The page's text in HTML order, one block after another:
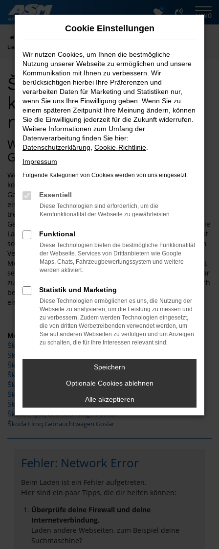
Zum
Hauptinhalt
0
MENÜ
Lieferservice nach Goslar
Škoda Gebrauchtwagen
kaufen mit Lieferservice
nach Goslar
Wie wäre es mit einem Škoda
Gebrauchtwagen für Goslar?
Wer Qualität mit einem unschlagbar günstigen Preis
kombinieren möchte, landet schnell bei einem Škoda
Gebrauchtwagen. Für Goslar und Umgebung erwerben Sie
ein rundum geeignetes Fahrzeug, das Sie über viele Jahre
treu begleiten wird. Ein Pluspunkt von Škoda
Gebrauchtwagen ist das exzellente Image des Herstellers. Die
Langlebigkeit der Fahrzeuge und deren gute Verarbeitung ist
sowohl in Goslar als auch anderswo bekannt und hält jedem
Vergleich stand. Hinzu kommt, dass Sie beim Autoservice
Meißner mit Vertrauen kaufen. Unser Unternehmen existiert
seit 1997 und wird vom Inhaber geführt. Wenn Sie aus Goslar
zu uns kommen, werden Sie auf Wunsch vom Chef persönlich
bedient und dürfen sich auf einen rundum gepflegten und
einwandfreien Škoda Gebrauchtwagen freuen.
Modelle
Škoda Fabia Gebrauchtwagen Goslar
Škoda Karoq Gebrauchtwagen Goslar
Škoda Kodiaq Gebrauchtwagen Goslar
Škoda Octavia Gebrauchtwagen Goslar
Škoda Superb Gebrauchtwagen Goslar
Škoda Kamiq Gebrauchtwagen Goslar
Škoda Scala Gebrauchtwagen Goslar
Škoda Enyaq Gebrauchtwagen Goslar
Škoda Elroq Gebrauchtwagen Goslar
Fehler: Network Error
Beim Laden ist ein Fehler aufgetreten.
Hier sind ein paar Tipps, die dir helfen können:
Überprüfe deine Firewall und deine
Internetverbindung.
Laden andere Webseiten, zum Beispiel deine
Suchmaschine?
Cookie Einstellungen
Wir nutzen Cookies, um Ihnen die bestmögliche
Nutzung unserer Webseite zu ermöglichen und unsere
Kommunikation mit Ihnen zu verbessern. Wir
berücksichtigen hierbei Ihre Präferenzen und
verarbeiten Daten für Marketing und Statistiken nur,
wenn Sie uns Ihre Einwilligung geben. Wenn Sie zu
einem späteren Zeitpunkt Ihre Meinung ändern, können
Sie die Einwilligung jederzeit für die Zukunft widerrufen.
Weitere Informationen zum Umfang der
Datenverarbeitung finden Sie hier:
Datenschutzerklärung Cookie-Richtlinie
Impressum
Folgende Kategorien von Cookies werden von uns eingesetzt:
Essentiell
Diese Technologien sind erforderlich, um die
Kernfunktionalität der Webseite zu gewährleisten.
Funktional
Diese Technologien bieten die bestmögliche Funktionalität
der Webseite. Services von Drittanbietern wie Google
Maps, Chats, Fahrzeugbewertungssystem und weitere
werden aktiviert.
Statistik und Marketing
Diese Technologien ermöglichen es uns, die Nutzung der
Webseite zu analysieren, um die Leistung zu messen und
zu verbessern. Zudem werden Technologien eingesetzt,
die von dritten Werbetreibenden verwendet werden, um
Sie auf anderen Webseiten zu verfolgen und um Anzeigen
zu schalten, die für Ihre Interessen relevant sind.
Speichern
Optionale Cookies ablehnen
Alle akzeptieren